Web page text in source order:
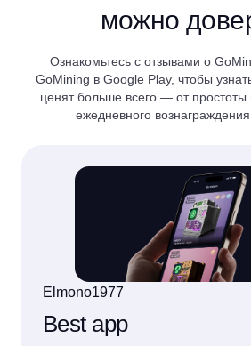
можно
Ознакомьтесь с отзывами о
GoMining в Google Play, чтобы
ценят больше всего — от простоты
ежедневного
Elmono1977
Best app